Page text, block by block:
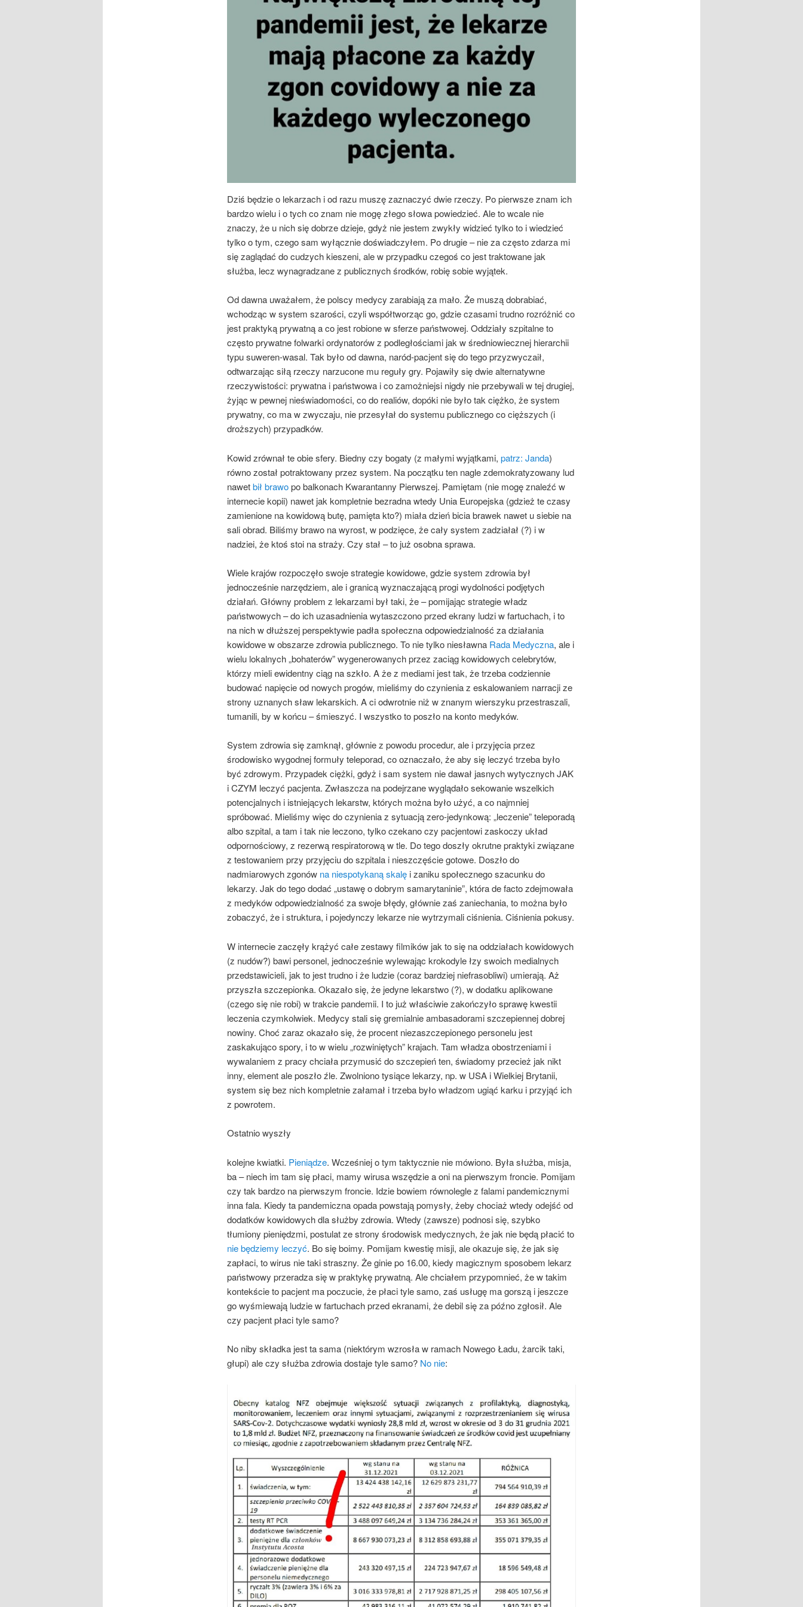
Dziś będzie o lekarzach i od razu muszę zaznaczyć dwie rzeczy. Po pierwsze znam ich
bardzo wielu i o tych co znam nie mogę złego słowa powiedzieć. Ale to wcale nie
znaczy, że u nich się dobrze dzieje, gdyż nie jestem zwykły widzieć tylko to i wiedzieć
tylko o tym, czego sam wyłącznie doświadczyłem. Po drugie – nie za często zdarza mi
się zaglądać do cudzych kieszeni, ale w przypadku czegoś co jest traktowane jak
służba, lecz wynagradzane z publicznych środków, robię sobie wyjątek.
Od dawna uważałem, że polscy medycy zarabiają za mało. Że muszą dobrabiać,
wchodząc w system szarości, czyli współtworząc go, gdzie czasami trudno rozróżnić co
jest praktyką prywatną a co jest robione w sferze państwowej. Oddziały szpitalne to
często prywatne folwarki ordynatorów z podległościami jak w średniowiecznej hierarchii
typu suweren-wasal. Tak było od dawna, naród-pacjent się do tego przyzwyczaił,
odtwarzając siłą rzeczy narzucone mu reguły gry. Pojawiły się dwie alternatywne
rzeczywistości: prywatna i państwowa i co zamożniejsi nigdy nie przebywali w tej drugiej,
żyjąc w pewnej nieświadomości, co do realiów, dopóki nie było tak ciężko, że system
prywatny, co ma w zwyczaju, nie przesyłał do systemu publicznego co cięższych (i
droższych) przypadków.
Kowid zrównał te obie sfery. Biedny czy bogaty (z małymi wyjątkami, patrz: Janda)
równo został potraktowany przez system. Na początku ten nagle zdemokratyzowany lud
nawetbił brawopo balkonach Kwarantanny Pierwszej. Pamiętam (nie mogę znaleźć w
internecie kopii) nawet jak kompletnie bezradna wtedy Unia Europejska (gdzież te czasy
zamienione na kowidową butę, pamięta kto?) miała dzień bicia brawek nawet u siebie na
sali obrad. Biliśmy brawo na wyrost, w podzięce, że cały system zadziałał (?) i w
nadziei, że ktoś stoi na straży. Czy stał – to już osobna sprawa.
Wiele krajów rozpoczęło swoje strategie kowidowe, gdzie system zdrowia był
jednocześnie narzędziem, ale i granicą wyznaczającą progi wydolności podjętych
działań. Główny problem z lekarzami był taki, że – pomijając strategie władz
państwowych – do ich uzasadnienia wytaszczono przed ekrany ludzi w fartuchach, i to
na nich w dłuższej perspektywie padła społeczna odpowiedzialność za działania
kowidowe w obszarze zdrowia publicznego. To nie tylko niesławna Rada Medyczna, ale i
wielu lokalnych „bohaterów” wygenerowanych przez zaciąg kowidowych celebrytów,
którzy mieli ewidentny ciąg na szkło. A że z mediami jest tak, że trzeba codziennie
budować napięcie od nowych progów, mieliśmy do czynienia z eskalowaniem narracji ze
strony uznanych sław lekarskich. A ci odwrotnie niż w znanym wierszyku przestraszali,
tumanili, by w końcu – śmieszyć. I wszystko to poszło na konto medyków.
System zdrowia się zamknął, głównie z powodu procedur, ale i przyjęcia przez
środowisko wygodnej formuły teleporad, co oznaczało, że aby się leczyć trzeba było
być zdrowym. Przypadek ciężki, gdyż i sam system nie dawał jasnych wytycznych JAK
i CZYM leczyć pacjenta. Zwłaszcza na podejrzane wyglądało sekowanie wszelkich
potencjalnych i istniejących lekarstw, których można było użyć, a co najmniej
spróbować. Mieliśmy więc do czynienia z sytuacją zero-jedynkową: „leczenie” teleporadą
albo szpital, a tam i tak nie leczono, tylko czekano czy pacjentowi zaskoczy układ
odpornościowy, z rezerwą respiratorową w tle. Do tego doszły okrutne praktyki związane
z testowaniem przy przyjęciu do szpitala i nieszczęście gotowe. Doszło do
nadmiarowych zgonów na niespotykaną skalęi zaniku społecznego szacunku do
lekarzy. Jak do tego dodać „ustawę o dobrym samarytaninie”, która de facto zdejmowała
z medyków odpowiedzialność za swoje błędy, głównie zaś zaniechania, to można było
zobaczyć, że i struktura, i pojedynczy lekarze nie wytrzymali ciśnienia. Ciśnienia pokusy.
W internecie zaczęły krążyć całe zestawy filmików jak to się na oddziałach kowidowych
(z nudów?) bawi personel, jednocześnie wylewając krokodyle łzy swoich medialnych
przedstawicieli, jak to jest trudno i że ludzie (coraz bardziej niefrasobliwi) umierają. Aż
przyszła szczepionka. Okazało się, że jedyne lekarstwo (?), w dodatku aplikowane
(czego się nie robi) w trakcie pandemii. I to już właściwie zakończyło sprawę kwestii
leczenia czymkolwiek. Medycy stali się gremialnie ambasadorami szczepiennej dobrej
nowiny. Choć zaraz okazało się, że procent niezaszczepionego personelu jest
zaskakująco spory, i to w wielu „rozwiniętych” krajach. Tam władza obostrzeniami i
wywalaniem z pracy chciała przymusić do szczepień ten, świadomy przecież jak nikt
inny, element ale poszło źle. Zwolniono tysiące lekarzy, np. w USA i Wielkiej Brytanii,
system się bez nich kompletnie załamał i trzeba było władzom ugiąć karku i przyjąć ich
z powrotem.
Ostatnio wyszły
kolejne kwiatki. Pieniądze. Wcześniej o tym taktycznie nie mówiono. Była służba, misja,
ba – niech im tam się płaci, mamy wirusa wszędzie a oni na pierwszym froncie. Pomijam
czy tak bardzo na pierwszym froncie. Idzie bowiem równolegle z falami pandemicznymi
inna fala. Kiedy ta pandemiczna opada powstają pomysły, żeby chociaż wtedy odejść od
dodatków kowidowych dla służby zdrowia. Wtedy (zawsze) podnosi się, szybko
tłumiony pieniędzmi, postulat ze strony środowisk medycznych, że jak nie będą płacić to
nie będziemy leczyć. Bo się boimy. Pomijam kwestię misji, ale okazuje się, że jak się
zapłaci, to wirus nie taki straszny. Że ginie po 16.00, kiedy magicznym sposobem lekarz
państwowy przeradza się w praktykę prywatną. Ale chciałem przypomnieć, że w takim
kontekście to pacjent ma poczucie, że płaci tyle samo, zaś usługę ma gorszą i jeszcze
go wyśmiewają ludzie w fartuchach przed ekranami, że debil się za późno zgłosił. Ale
czy pacjent płaci tyle samo?
No niby składka jest ta sama (niektórym wzrosła w ramach Nowego Ładu, żarcik taki,
głupi) ale czy służba zdrowia dostaje tyle samo? No nie: